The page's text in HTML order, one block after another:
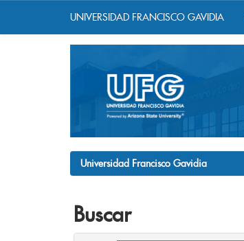
UNIVERSIDAD FRANCISCO GAVIDIA
Universidad Francisco Gavidia
Buscar